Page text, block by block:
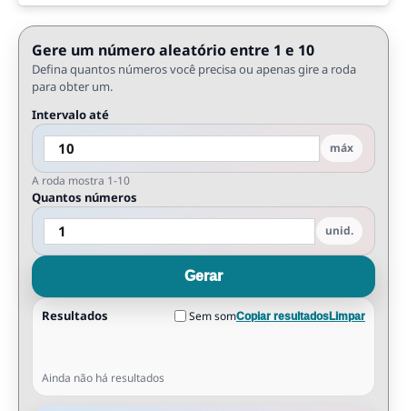
Gere um número aleatório entre 1 e 10
Defina quantos números você precisa ou apenas gire a roda
para obter um.
Intervalo até
máx
A roda mostra 1-10
Quantos números
unid.
Gerar
Resultados Sem somCopiar resultadosLimpar
Ainda não há resultados